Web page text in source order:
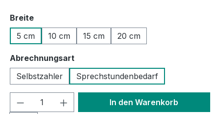
Breiteauswählen
5 cm
10 cm 15 cm 20 cm
Abrechnungsart
Selbstzahler
Sprechstundenbedarf
Produkt Anzahl: Gib denIn den Warenkorb